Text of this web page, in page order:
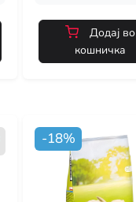
Додај во
кошничка
-18%